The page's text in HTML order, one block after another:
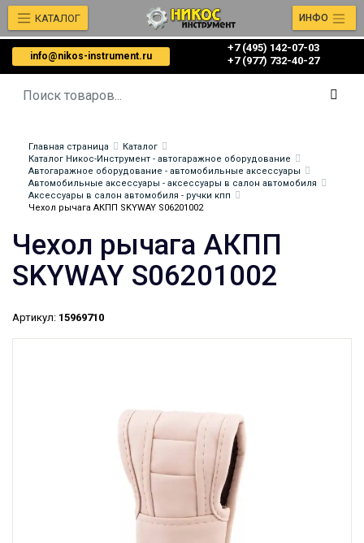
info@nikos-instrument.ru
+7 (495) 142-07-03
‎‎+7 (977) 732-40-27
КАТАЛОГ ИНФО
Главная страница
Каталог
Каталог Никос-Инструмент - автогаражное оборудование
Автогаражное оборудование - автомобильные аксессуары
Автомобильные аксессуары - аксессуары в салон автомобиля
Аксессуары в салон автомобиля - ручки кпп
Чехол рычага АКПП SKYWAY S06201002
Чехол рычага АКПП
SKYWAY S06201002
Артикул: 15969710